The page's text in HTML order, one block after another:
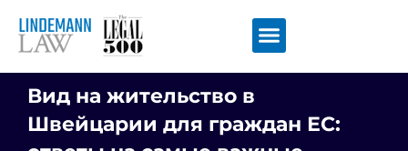
содержимому
Вид на жительство в
Швейцарии для граждан ЕС: